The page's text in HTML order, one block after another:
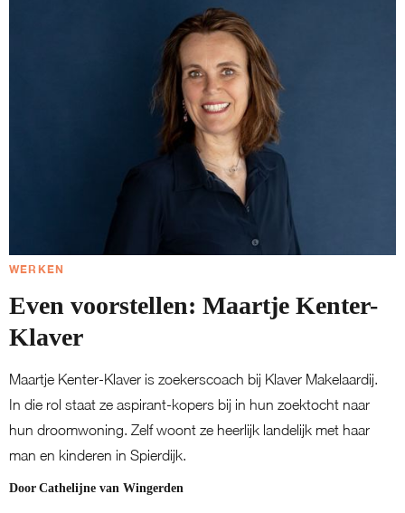
WERKEN
Even voorstellen: Maartje Kenter-
Klaver
Maartje Kenter-Klaver is zoekerscoach bij Klaver Makelaardij.
In die rol staat ze aspirant-kopers bij in hun zoektocht naar
hun droomwoning. Zelf woont ze heerlijk landelijk met haar
man en kinderen in Spierdijk.
Door Cathelijne van Wingerden